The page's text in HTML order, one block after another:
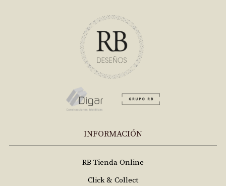
INFORMACIÓN
RB Tienda Online
Click & Collect